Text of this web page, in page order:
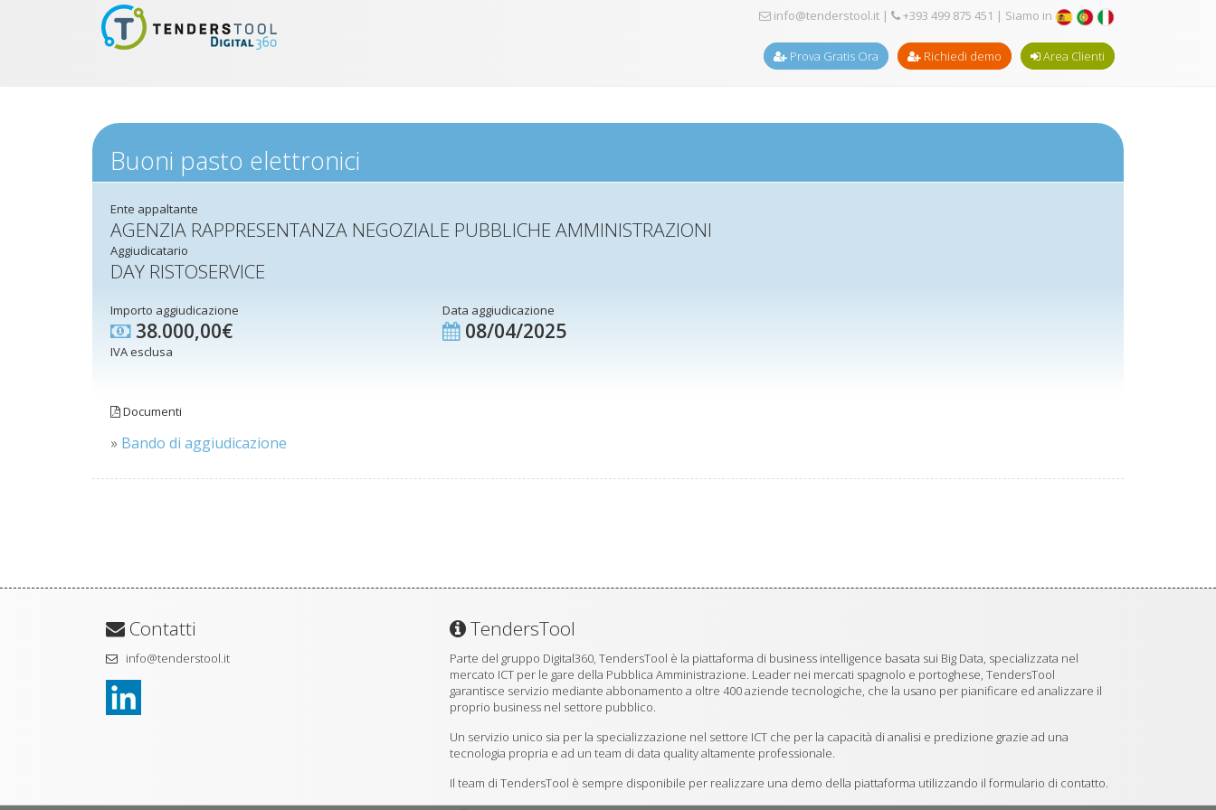
info@tenderstool.it | +393 499 875 451 | Siamo in
Prova Gratis Ora Richiedi demo Area Clienti
Buoni pasto elettronici
Ente appaltante
AGENZIA RAPPRESENTANZA NEGOZIALE PUBBLICHE AMMINISTRAZIONI
Aggiudicatario
DAY RISTOSERVICE
Importo aggiudicazione
38.000,00€
IVA esclusa
Data aggiudicazione
08/04/2025
Documenti
» Bando di aggiudicazione
Contatti
info@tenderstool.it
TendersTool
Parte del gruppo Digital360, TendersTool è la piattaforma di business intelligence basata sui Big Data, specializzata nel
mercato ICT per le gare della Pubblica Amministrazione. Leader nei mercati spagnolo e portoghese, TendersTool
garantisce servizio mediante abbonamento a oltre 400 aziende tecnologiche, che la usano per pianificare ed analizzare il
proprio business nel settore pubblico.
Un servizio unico sia per la specializzazione nel settore ICT che per la capacità di analisi e predizione grazie ad una
tecnologia propria e ad un team di data quality altamente professionale.
Il team di TendersTool è sempre disponibile per realizzare una demo della piattaforma utilizzando il formulario di contatto.